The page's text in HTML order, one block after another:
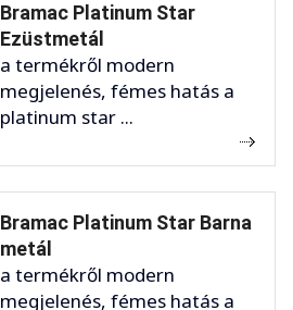
Bramac Platinum Star
Ezüstmetál
a termékről modern
megjelenés, fémes hatás a
platinum star ...
Bramac Platinum Star Barna
metál
a termékről modern
megjelenés, fémes hatás a